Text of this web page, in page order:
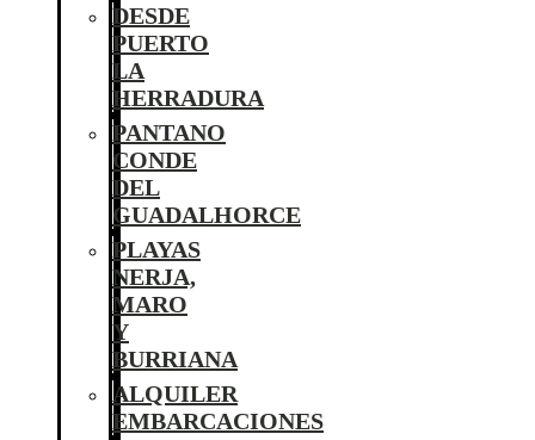
DESDE
PUERTO
LA
HERRADURA
PANTANO
CONDE
DEL
GUADALHORCE
PLAYAS
NERJA,
MARO
Y
BURRIANA
ALQUILER
EMBARCACIONES